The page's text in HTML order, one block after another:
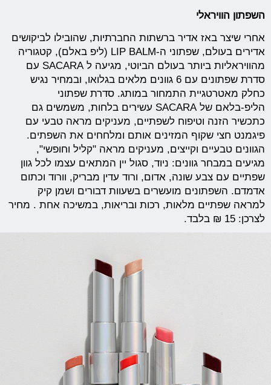
השפתון הוויראלי
אחרי שיצר באז אדיר ברשתות החברתיות, שהובילו לביקושים
אדירים בעולם, שפתוני ה-LIP BALM (ליפ באלם), קטגוריה
מהוויראליות ביותר בעולם הביוטי, מגיעה ל SACARA עם
סדרת שפתונים עם 6 גוונים מלאים בגלואו, ובמחיר נגיש
כחלק מאטרטגיית התמחור במותג. סדרת שפתוני
הליפ-בלאם של SACARA עשירים בלחות, משמשים גם
כתכשיר הזנה וטיפוח לשפתיים, מעניקים מראה טבעי עם
פיגמנט חצי שקוף המזינים אותם ומלחחים את השפתים.
הגוונים טבעיים וקייצים, מעניקים מראה "קליל וחופשי",
מגיעים במבחר גוונים: ניוד, סגול יין המתאים עצמו לכל גוון
שפתיים עם צבע שונה, אדום, ורוד עדין מבריק, וורוד וכתום
אדמדם. השפתונים מועשרים בשעוות דבורים ושמן קיק
למראה שפתיים מלאות, רכות ובריאות, במשיכה אחת . מחיר
לצרכן: 15 ₪ בלבד.